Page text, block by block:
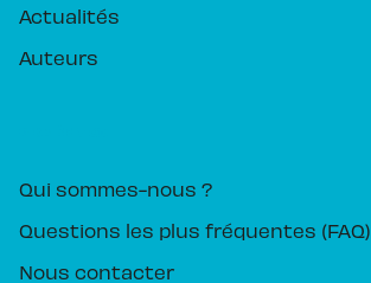
Actualités
Auteurs
Qui sommes-nous ?
Questions les plus fréquentes (FAQ)
Nous contacter